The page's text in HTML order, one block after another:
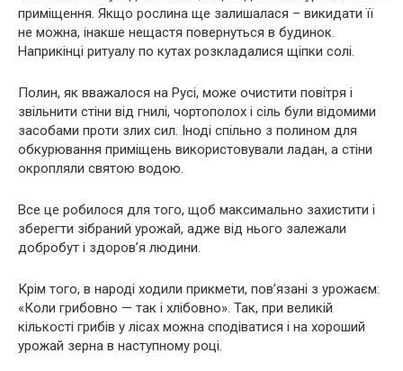
приміщення. Якщо рослина ще залишалася – викидати її
не можна, інакше нещастя повернуться в будинок.
Наприкінці ритуалу по кутах розкладалися щіпки солі.
Полин, як вважалося на Русі, може очистити повітря і
звільнити стіни від гнилі, чортополох і сіль були відомими
засобами проти злих сил. Іноді спільно з полином для
обкурювання приміщень використовували ладан, а стіни
окропляли святою водою.
Все це робилося для того, щоб максимально захистити і
зберегти зібраний урожай, адже від нього залежали
добробут і здоров’я людини.
Крім того, в народі ходили прикмети, пов’язані з урожаєм:
«Коли грибовно — так і хлібовно». Так, при великій
кількості грибів у лісах можна сподіватися і на хороший
урожай зерна в наступному році.